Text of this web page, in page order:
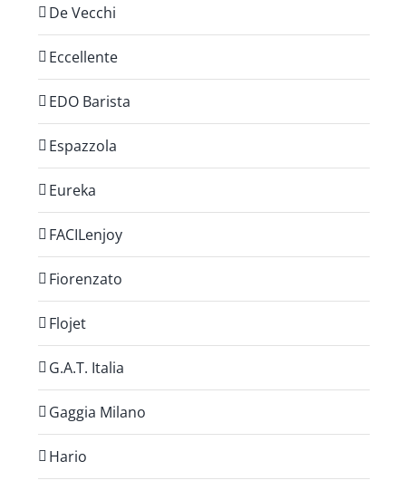
De Vecchi
Eccellente
EDO Barista
Espazzola
Eureka
FACILenjoy
Fiorenzato
Flojet
G.A.T. Italia
Gaggia Milano
Hario